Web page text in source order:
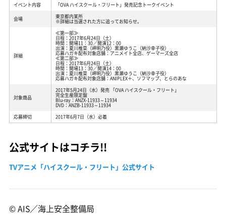
イベント内容
「OVA ハイスクール・フリート」発売記念トークイベント
会場 東京都内某所
※詳細は当選された方に追ってお知らせ。
詳細
≪第一部≫
日程：2017年6月24日（土）
時間：開場11：30／開演12：00
出演：夏川椎菜（岬明乃役）黒瀬ゆうこ（納沙幸子役）
応募ハガキ配布対象店舗：アニメイト全店、ゲーマーズ全店
≪第二部≫
日程：2017年6月24日（土）
時間：開場13：30／開演14：00
出演：夏川椎菜（岬明乃役）黒瀬ゆうこ（納沙幸子役）
応募ハガキ配布対象店舗：ANIPLEX＋、ソフマップ、とらのあな
対象商品
2017年5月24日（水）発売 「OVA ハイスクール・フリート」
完全生産限定盤
Blu-ray：ANZX-11933～11934
DVD：ANZB-11933～11934
応募締切
2017年6月7日（水）必着
公式サイトはコチラ!!
TVアニメ「ハイスクール・フリート」公式サイト
© AIS／海上安全整備局